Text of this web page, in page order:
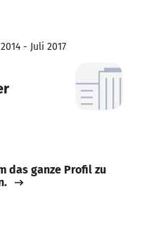
- Juli 2017
das ganze Profil zu